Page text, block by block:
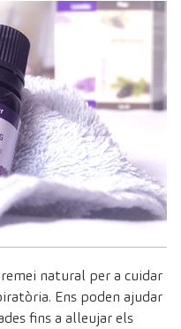
natural per a cuidar
Ens poden ajudar
fins a alleujar els